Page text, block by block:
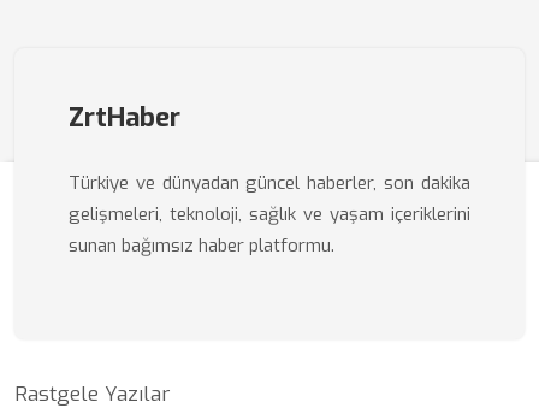
ZrtHaber
Türkiye ve dünyadan güncel haberler, son dakika
gelişmeleri, teknoloji, sağlık ve yaşam içeriklerini
sunan bağımsız haber platformu.
Rastgele Yazılar